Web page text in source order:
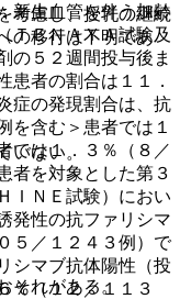
新生血管を伴う加齢
ＴＥＮＡＹＡ試験及
の５２週間投与後ま
患者の割合は１１．
症の発現割合は、抗
を含む＞患者では１
では１．３％（８／
者を対象とした第３
ＩＮＥ試験）におい
発性の抗ファリシマ
５／１２４３例）で
シマブ抗体陽性（投
％（１２／１１３
考慮し、授乳の継続
の移行は不明であ
いない。
それがある。